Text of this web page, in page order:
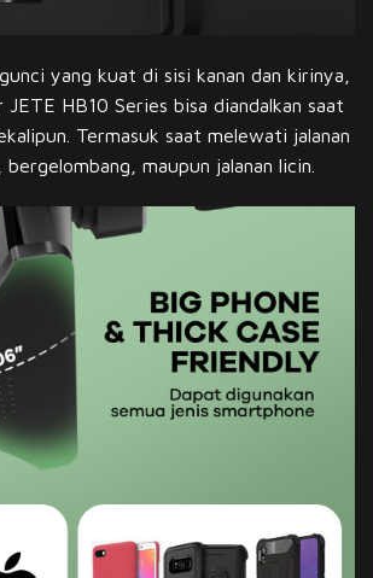
yang kuat di sisi kanan dan kirinya,
HB10 Series bisa diandalkan saat
Termasuk saat melewati jalanan
maupun jalanan licin.